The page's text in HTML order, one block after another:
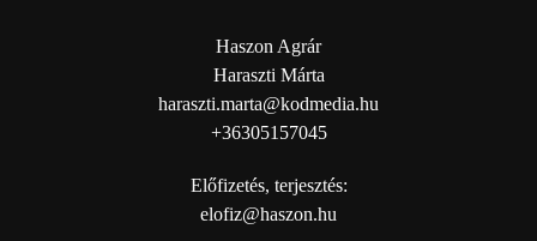
Haszon Agrár
Haraszti Márta
haraszti.marta@kodmedia.hu
+36305157045
Előfizetés, terjesztés:
elofiz@haszon.hu